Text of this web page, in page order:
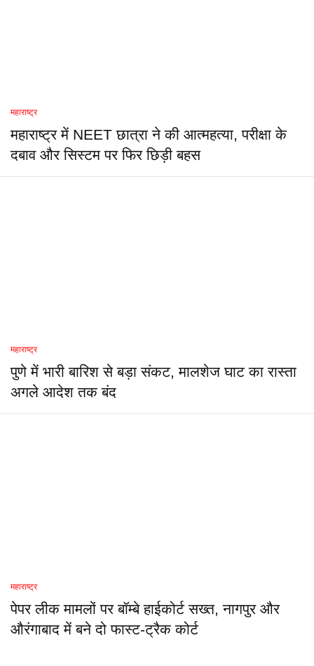
महाराष्ट्र
महाराष्ट्र में NEET छात्रा ने की आत्महत्या, परीक्षा के
दबाव और सिस्टम पर फिर छिड़ी बहस
महाराष्ट्र
पुणे में भारी बारिश से बड़ा संकट, मालशेज घाट का रास्ता
अगले आदेश तक बंद
महाराष्ट्र
पेपर लीक मामलों पर बॉम्बे हाईकोर्ट सख्त, नागपुर और
औरंगाबाद में बने दो फास्ट-ट्रैक कोर्ट